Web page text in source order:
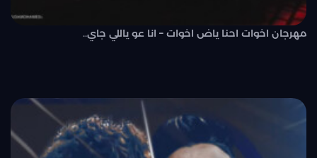
مهرجان اخوات احنا ياض اخوات – انا عو ياللي جاي..